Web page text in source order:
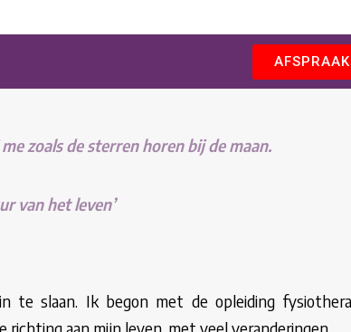
me zoals de sterren horen bij de maan.
van het leven’
te slaan. Ik begon met de opleiding